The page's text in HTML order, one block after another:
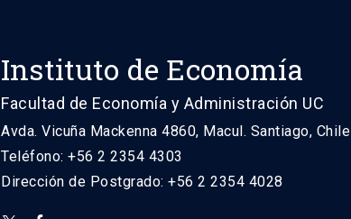
Instituto de Economía
Facultad de Economía y Administración UC
Avda. Vicuña Mackenna 4860, Macul. Santiago, Chile
Teléfono: +56 2 2354 4303
Dirección de Postgrado: +56 2 2354 4028